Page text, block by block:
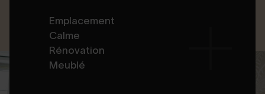
Emplacement
Calme
Rénovation
Meublé